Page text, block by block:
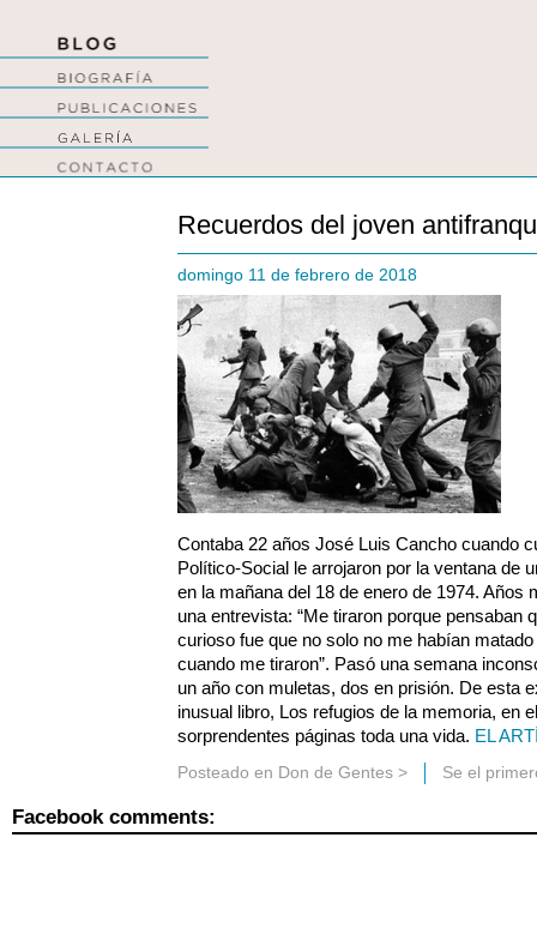
Recuerdos del joven
domingo 11 de febrero de 2018
Contaba 22 años José Luis Cancho cuando
Político-Social le arrojaron por la ventana de
en la mañana del 18 de enero de 1974. Años
una entrevista: “Me tiraron porque pensaban
curioso fue que no solo no me habían
cuando me tiraron”. Pasó una semana
un año con muletas, dos en prisión. De esta
inusual libro, Los refugios de la memoria, en
sorprendentes páginas toda una vida. EL
Posteado en Don de Gentes > Se el
Facebook comments: